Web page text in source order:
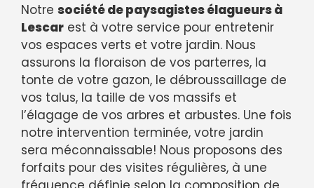
Notre société de paysagistes élagueurs à
Lescar est à votre service pour entretenir
vos espaces verts et votre jardin. Nous
assurons la floraison de vos parterres, la
tonte de votre gazon, le débroussaillage de
vos talus, la taille de vos massifs et
l’élagage de vos arbres et arbustes. Une fois
notre intervention terminée, votre jardin
sera méconnaissable! Nous proposons des
forfaits pour des visites régulières, à une